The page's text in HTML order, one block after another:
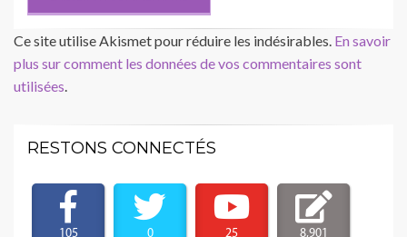
Ce site utilise Akismet pour réduire les indésirables. En savoir
plus sur comment les données de vos commentaires sont
utilisées.
RESTONS CONNECTÉS
105 0 25 8,901